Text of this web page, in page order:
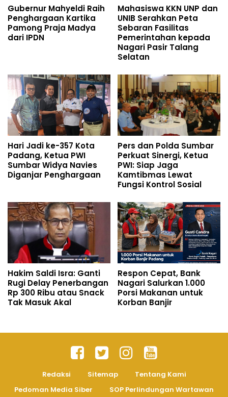
Gubernur Mahyeldi Raih
Penghargaan Kartika
Pamong Praja Madya
dari IPDN
Mahasiswa KKN UNP dan
UNIB Serahkan Peta
Sebaran Fasilitas
Pemerintahan kepada
Nagari Pasir Talang
Selatan
Hari Jadi ke-357 Kota
Padang, Ketua PWI
Sumbar Widya Navies
Diganjar Penghargaan
Pers dan Polda Sumbar
Perkuat Sinergi, Ketua
PWI: Siap Jaga
Kamtibmas Lewat
Fungsi Kontrol Sosial
Hakim Saldi Isra: Ganti
Rugi Delay Penerbangan
Rp 300 Ribu atau Snack
Tak Masuk Akal
Respon Cepat, Bank
Nagari Salurkan 1.000
Porsi Makanan untuk
Korban Banjir
Redaksi Sitemap
Tentang Kami
Pedoman Media Siber
SOP Perlindungan Wartawan